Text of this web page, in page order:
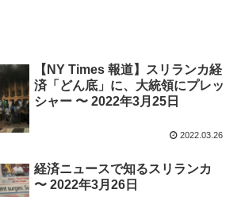
【NY Times 報道】スリランカ経
済「どん底」に、大統領にプレッ
シャー 〜 2022年3月25日
2022.03.26
経済ニュースで知るスリランカ
〜 2022年3月26日